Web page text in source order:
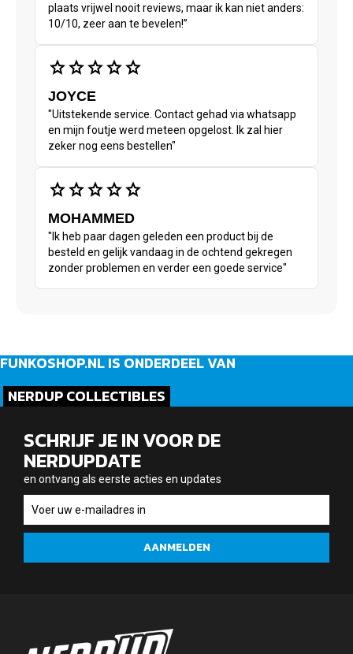
plaats vrijwel nooit reviews, maar ik kan niet anders:
10/10, zeer aan te bevelen!”
starstarstarstarstar
JOYCE
"Uitstekende service. Contact gehad via whatsapp
en mijn foutje werd meteen opgelost. Ik zal hier
zeker nog eens bestellen"
starstarstarstarstar
MOHAMMED
"Ik heb paar dagen geleden een product bij de
besteld en gelijk vandaag in de ochtend gekregen
zonder problemen en verder een goede service"
FUNKOSHOP.NL IS ONDERDEEL VAN
NERDUP COLLECTIBLES
SCHRIJF JE IN VOOR DE
NERDUPDATE
en ontvang als eerste acties en updates
ontvang
als
acties
AANMELDEN